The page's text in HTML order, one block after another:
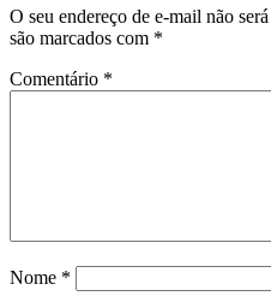
O seu endereço de e-mail não
são marcados com *
Comentário *
Nome *